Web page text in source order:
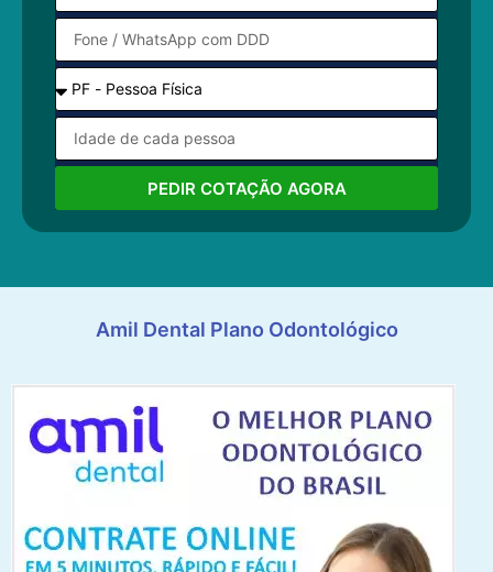
PEDIR COTAÇÃO AGORA
Amil Dental Plano Odontológico